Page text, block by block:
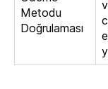
Metodu
Doğrulaması